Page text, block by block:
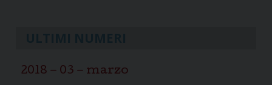
grest
2018 – 03 – marzo